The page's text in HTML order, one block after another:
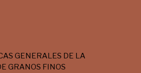
GENERALES DE LA
GRANOS FINOS